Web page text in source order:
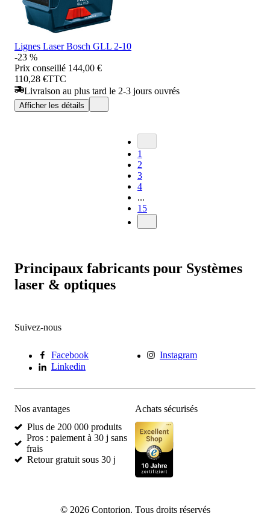
Lignes Laser Bosch GLL 2-10
-23 %
Prix conseillé 144,00 €
110,28 €TTC
Livraison au plus tard le 2-3 jours ouvrés
Afficher les détails
1
2
3
4
...
15
Principaux fabricants pour Systèmes
laser & optiques
Suivez-nous
Facebook
Instagram
Linkedin
Nos avantages
Plus de 200 000 produits
Pros : paiement à 30 j sans
frais
Retour gratuit sous 30 j
Achats sécurisés
© 2026Contorion. Tous droits réservés